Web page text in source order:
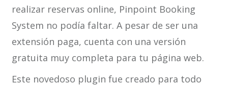
realizar reservas online, Pinpoint Booking
System no podía faltar. A pesar de ser una
extensión paga, cuenta con una versión
gratuita muy completa para tu página web.
Este novedoso plugin fue creado para todo